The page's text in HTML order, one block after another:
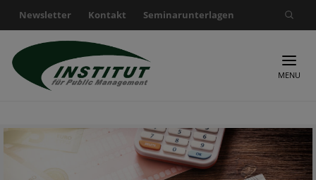
Newsletter Kontakt Seminarunterlagen
Suche nach:
MENU